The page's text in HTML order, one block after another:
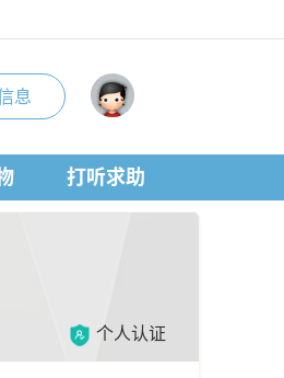
息
打听求助
个人认证